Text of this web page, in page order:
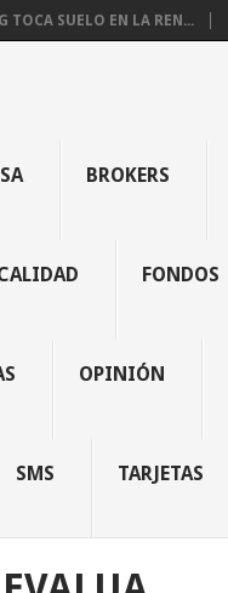
TOCA SUELO EN LA REN...
BROKERS
FONDOS
OPINIÓN
SMS TARJETAS